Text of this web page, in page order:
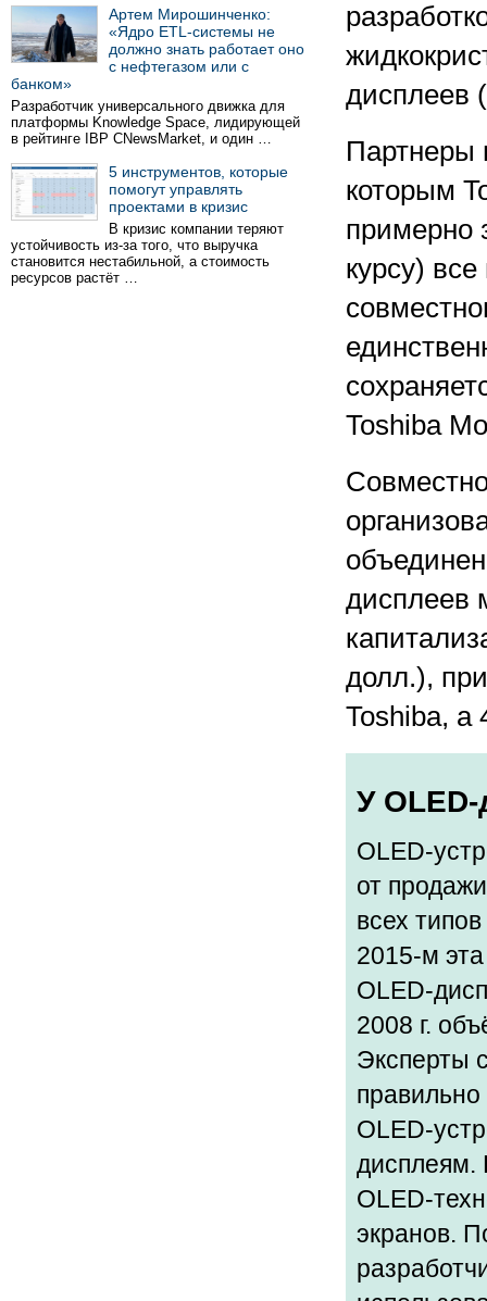
Артем Мирошинченко:
«Ядро ETL-системы не
должно знать работает оно
с нефтегазом или с
банком»
Разработчик универсального движка для
платформы Knowledge Space, лидирующей
в рейтинге IBP CNewsMarket, и один …
5 инструментов, которые
помогут управлять
проектами в кризис
В кризис компании теряют
устойчивость из-за того, что выручка
становится нестабильной, а стоимость
ресурсов растёт …
дисплеев
Партнеры
которым
примерно
курсу)
Toshiba
дисплеев
долл.),
Toshiba, а
У
OLED-
от
всех
2015-м
OLED-
2008 г.
Эксперты
OLED-
дисплеям.
OLED-
экранов.